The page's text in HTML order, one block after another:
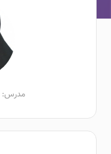
مدرس: